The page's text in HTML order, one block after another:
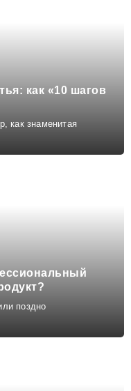
как «10 шагов
как знаменитая
поздно